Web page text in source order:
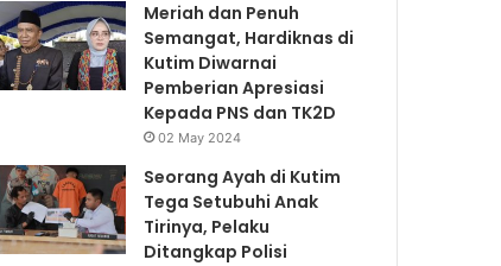
Meriah dan Penuh
Semangat, Hardiknas di
Kutim Diwarnai
Pemberian Apresiasi
Kepada PNS dan TK2D
02 May 2024
Seorang Ayah di Kutim
Tega Setubuhi Anak
Tirinya, Pelaku
Ditangkap Polisi